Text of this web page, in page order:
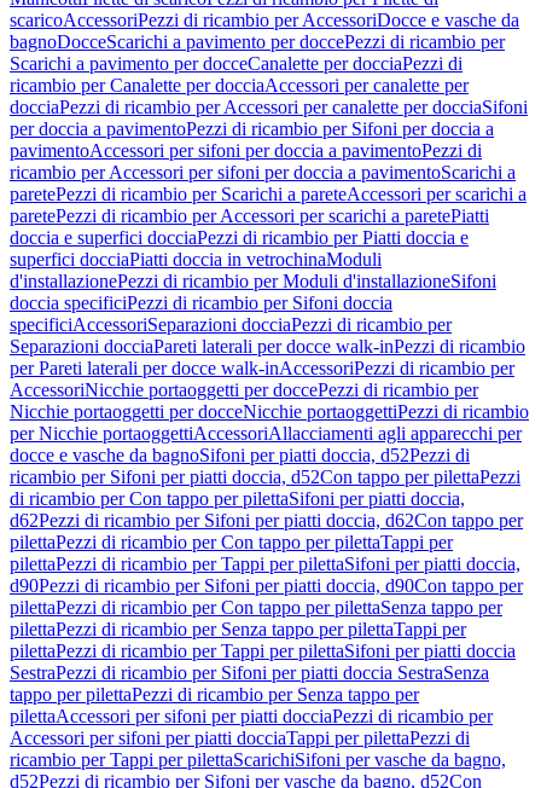
scaricoAccessoriPezzi di ricambio per AccessoriDocce e vasche da
bagnoDocceScarichi a pavimento per doccePezzi di ricambio per
Scarichi a pavimento per docceCanalette per docciaPezzi di
ricambio per Canalette per docciaAccessori per canalette per
docciaPezzi di ricambio per Accessori per canalette per docciaSifoni
per doccia a pavimentoPezzi di ricambio per Sifoni per doccia a
pavimentoAccessori per sifoni per doccia a pavimentoPezzi di
ricambio per Accessori per sifoni per doccia a pavimentoScarichi a
paretePezzi di ricambio per Scarichi a pareteAccessori per scarichi a
paretePezzi di ricambio per Accessori per scarichi a paretePiatti
doccia e superfici docciaPezzi di ricambio per Piatti doccia e
superfici docciaPiatti doccia in vetrochinaModuli
d'installazionePezzi di ricambio per Moduli d'installazioneSifoni
doccia specificiPezzi di ricambio per Sifoni doccia
specificiAccessoriSeparazioni docciaPezzi di ricambio per
Separazioni docciaPareti laterali per docce walk-inPezzi di ricambio
per Pareti laterali per docce walk-inAccessoriPezzi di ricambio per
AccessoriNicchie portaoggetti per doccePezzi di ricambio per
Nicchie portaoggetti per docceNicchie portaoggettiPezzi di ricambio
per Nicchie portaoggettiAccessoriAllacciamenti agli apparecchi per
docce e vasche da bagnoSifoni per piatti doccia, d52Pezzi di
ricambio per Sifoni per piatti doccia, d52Con tappo per pilettaPezzi
di ricambio per Con tappo per pilettaSifoni per piatti doccia,
d62Pezzi di ricambio per Sifoni per piatti doccia, d62Con tappo per
pilettaPezzi di ricambio per Con tappo per pilettaTappi per
pilettaPezzi di ricambio per Tappi per pilettaSifoni per piatti doccia,
d90Pezzi di ricambio per Sifoni per piatti doccia, d90Con tappo per
pilettaPezzi di ricambio per Con tappo per pilettaSenza tappo per
pilettaPezzi di ricambio per Senza tappo per pilettaTappi per
pilettaPezzi di ricambio per Tappi per pilettaSifoni per piatti doccia
SestraPezzi di ricambio per Sifoni per piatti doccia SestraSenza
tappo per pilettaPezzi di ricambio per Senza tappo per
pilettaAccessori per sifoni per piatti docciaPezzi di ricambio per
Accessori per sifoni per piatti docciaTappi per pilettaPezzi di
ricambio per Tappi per pilettaScarichiSifoni per vasche da bagno,
d52Pezzi di ricambio per Sifoni per vasche da bagno, d52Con